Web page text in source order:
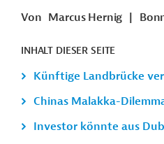
Von Marcus Hernig
INHALT DIESER SEITE
Künftige Landbrücke
Chinas Malakka-
Investor könnte aus